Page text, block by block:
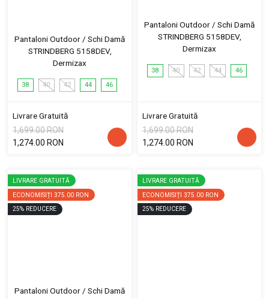
Pantaloni Outdoor / Schi Damă
STRINDBERG 5158DEV,
Dermizax
38 40 42 44 46
Livrare Gratuită
1,699.00 RON
1,274.00 RON
Pantaloni Outdoor / Schi Damă
STRINDBERG 5158DEV,
Dermizax
38 40 42 44 46
Livrare Gratuită
1,699.00 RON
1,274.00 RON
LIVRARE GRATUITĂ
ECONOMISIȚI 375.00 RON
25% REDUCERE
Pantaloni Outdoor / Schi Damă
LIVRARE GRATUITĂ
ECONOMISIȚI 375.00 RON
25% REDUCERE